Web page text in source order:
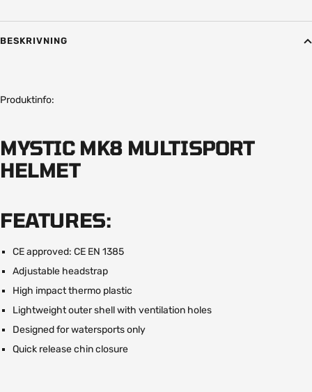
BESKRIVNING
Produktinfo:
MYSTIC MK8 MULTISPORT
HELMET
FEATURES:
CE approved: CE EN 1385
Adjustable headstrap
High impact thermo plastic
Lightweight outer shell with ventilation holes
Designed for watersports only
Quick release chin closure